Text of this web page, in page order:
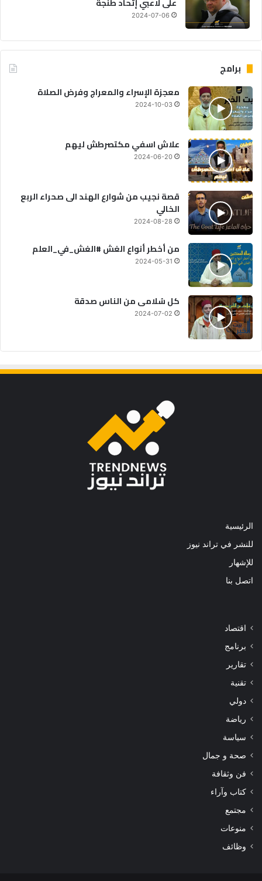
على لاعبي إتحاد طنجة
2024-07-06
برامج
معجزة الإسراء والمعراج وفرض الصلاة
2024-10-03
علاش اسفي مكتصرطش ليهم
2024-06-20
قصة نجيب من شوارع الهند الى صحراء الربع
الخالي
2024-08-28
من أخطر أنواع الغش #الغش_في_العلم
2024-05-31
كل سُلامى من الناس صدقة
2024-07-02
الرئيسية
للنشر في تراند نيوز
للإشهار
اتصل بنا
اقتصاد
برنامج
تقارير
تقنية
دولي
رياضة
سياسة
صحة و جمال
فن وثقافة
كتاب وآراء
مجتمع
منوعات
وظائف